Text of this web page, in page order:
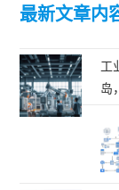
最新文章内
工
岛